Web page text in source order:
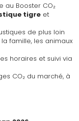
au Booster CO₂
tigre et
de plus loin
famille, les animaux
horaires et suivi via
CO₂ du marché, à